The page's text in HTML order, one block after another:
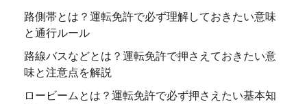
路側帯とは？運転免許で必ず理解しておきたい意味
と通行ルール
路線バスなどとは？運転免許で押さえておきたい意
味と注意点を解説
ロービームとは？運転免許で必ず押さえたい基本知